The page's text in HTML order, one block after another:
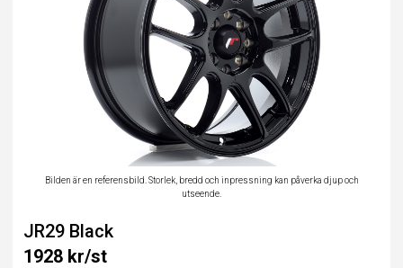
Bilden är en referensbild. Storlek, bredd och inpressning kan påverka djup och
utseende.
JR29 Black
1928 kr/st